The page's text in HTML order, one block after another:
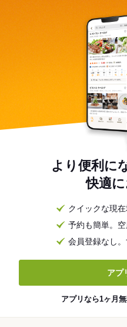
より便利に
快適
クイックな現
予約も簡単。
会員登録なし
アプ
アプリなら1ヶ月